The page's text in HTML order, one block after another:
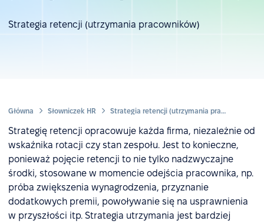
Strategia retencji (utrzymania pracowników)
Główna Słowniczek HR Strategia retencji (utrzymania pracowników)
Strategię retencji opracowuje każda firma, niezależnie od
wskaźnika rotacji czy stan zespołu. Jest to konieczne,
ponieważ pojęcie retencji to nie tylko nadzwyczajne
środki, stosowane w momencie odejścia pracownika, np.
próba zwiększenia wynagrodzenia, przyznanie
dodatkowych premii, powoływanie się na usprawnienia
w przyszłości itp. Strategia utrzymania jest bardziej